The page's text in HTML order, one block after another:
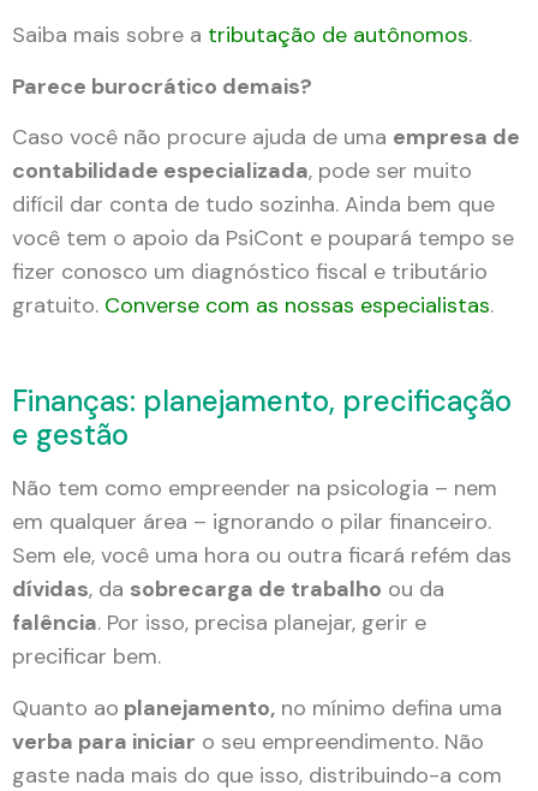
Saiba mais sobre a tributação de autônomos.
Parece burocrático demais?
Caso você não procure ajuda de uma empresa de
contabilidade especializada, pode ser muito
difícil dar conta de tudo sozinha. Ainda bem que
você tem o apoio da PsiCont e poupará tempo se
fizer conosco um diagnóstico fiscal e tributário
gratuito. Converse com as nossas especialistas.
Finanças: planejamento, precificação
e gestão
Não tem como empreender na psicologia – nem
em qualquer área – ignorando o pilar financeiro.
Sem ele, você uma hora ou outra ficará refém das
dívidas, da sobrecarga de trabalho ou da
falência. Por isso, precisa planejar, gerir e
precificar bem.
Quanto ao planejamento, no mínimo defina uma
verba para iniciar o seu empreendimento. Não
gaste nada mais do que isso, distribuindo-a com